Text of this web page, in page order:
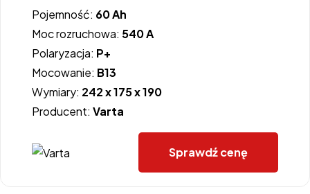
Pojemność: 60 Ah
Moc rozruchowa: 540 A
Polaryzacja: P+
Mocowanie: B13
Wymiary: 242 x 175 x 190
Producent: Varta
Sprawdź cenę